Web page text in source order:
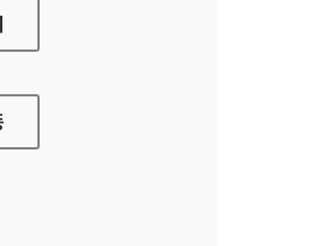
공단 이동지원센터 홈페이지